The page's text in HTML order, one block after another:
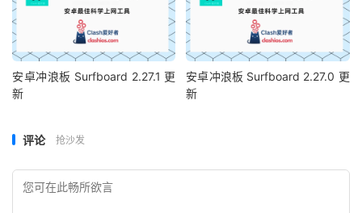
安卓冲浪板 Surfboard 2.27.1 更
新
安卓冲浪板 Surfboard 2.27.0 更
新
评论 抢沙发